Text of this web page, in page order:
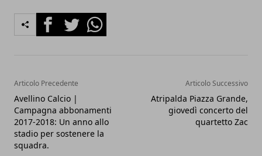
FacebookTwitterWhatsapp
Articolo Precedente
Avellino Calcio |
Campagna abbonamenti
2017-2018: Un anno allo
stadio per sostenere la
squadra.
Articolo Successivo
Atripalda Piazza Grande,
giovedì concerto del
quartetto Zac